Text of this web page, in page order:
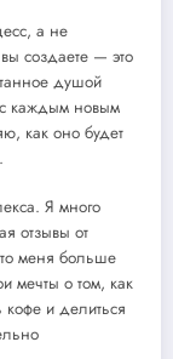
а не
создаете — это
душой
каждым новым
как оно будет
Я много
отзывы от
меня больше
мечты о том, как
кофе и делиться